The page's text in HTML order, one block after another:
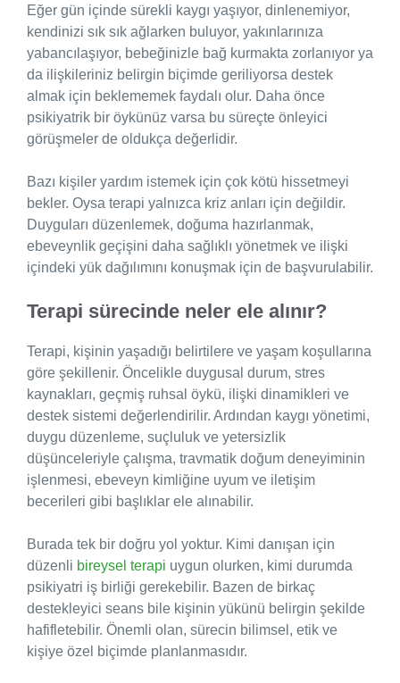
Eğer gün içinde sürekli kaygı yaşıyor, dinlenemiyor,
kendinizi sık sık ağlarken buluyor, yakınlarınıza
yabancılaşıyor, bebeğinizle bağ kurmakta zorlanıyor ya
da ilişkileriniz belirgin biçimde geriliyorsa destek
almak için beklememek faydalı olur. Daha önce
psikiyatrik bir öykünüz varsa bu süreçte önleyici
görüşmeler de oldukça değerlidir.
Bazı kişiler yardım istemek için çok kötü hissetmeyi
bekler. Oysa terapi yalnızca kriz anları için değildir.
Duyguları düzenlemek, doğuma hazırlanmak,
ebeveynlik geçişini daha sağlıklı yönetmek ve ilişki
içindeki yük dağılımını konuşmak için de başvurulabilir.
Terapi sürecinde neler ele alınır?
Terapi, kişinin yaşadığı belirtilere ve yaşam koşullarına
göre şekillenir. Öncelikle duygusal durum, stres
kaynakları, geçmiş ruhsal öykü, ilişki dinamikleri ve
destek sistemi değerlendirilir. Ardından kaygı yönetimi,
duygu düzenleme, suçluluk ve yetersizlik
düşünceleriyle çalışma, travmatik doğum deneyiminin
işlenmesi, ebeveyn kimliğine uyum ve iletişim
becerileri gibi başlıklar ele alınabilir.
Burada tek bir doğru yol yoktur. Kimi danışan için
düzenli bireysel terapi uygun olurken, kimi durumda
psikiyatri iş birliği gerekebilir. Bazen de birkaç
destekleyici seans bile kişinin yükünü belirgin şekilde
hafifletebilir. Önemli olan, sürecin bilimsel, etik ve
kişiye özel biçimde planlanmasıdır.